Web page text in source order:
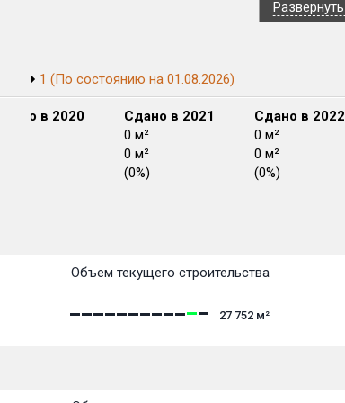
Развернуть
1 (По состоянию на 01.08.2026)
Сдано в 2020
Сдано в 2021
0 м²
0 м²
(0%)
Сдано в 2022
0 м²
0 м²
(0%)
Объем текущего строительства
27 752 м²